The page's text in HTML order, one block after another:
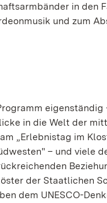
in den
und zum
in die Welt der
„Erlebnistag im
– und viele
der Staatlichen
dem UNESCO-